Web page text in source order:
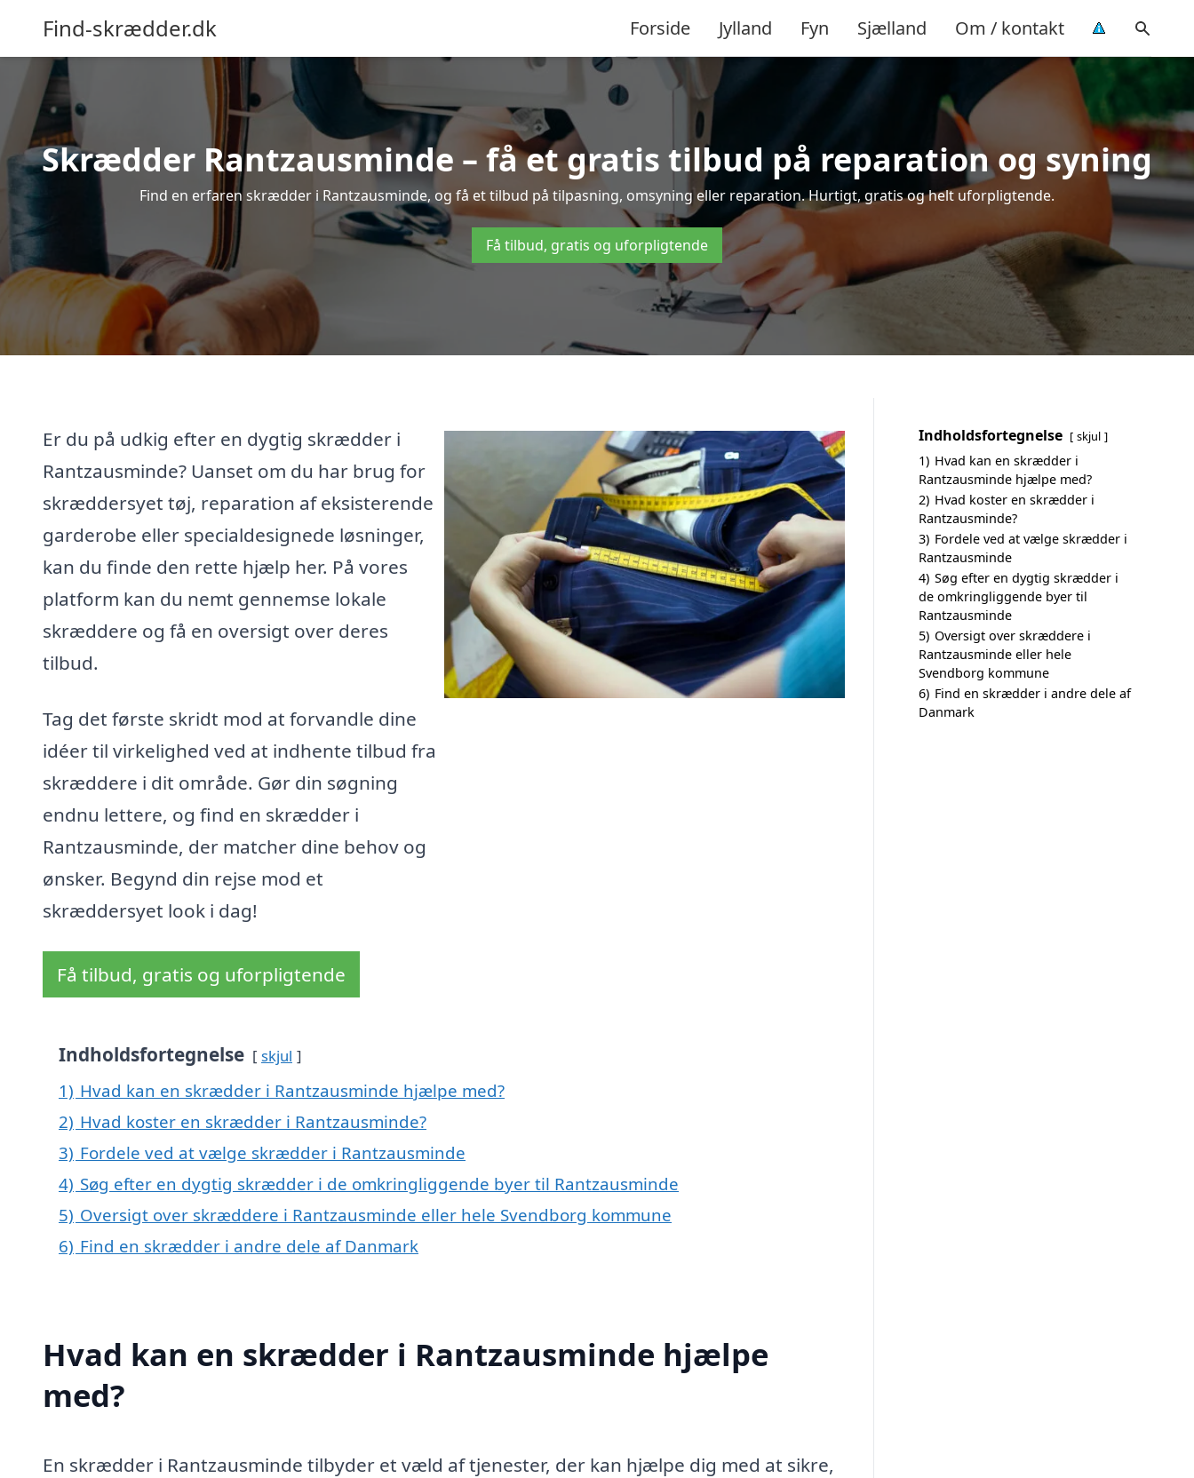
Find-skrædder.dk Forside Jylland Fyn Sjælland Om / kontakt
Skrædder Rantzausminde – få et gratis tilbud på reparation og syning
Find en erfaren skrædder i Rantzausminde, og få et tilbud på tilpasning, omsyning eller reparation. Hurtigt, gratis og helt uforpligtende.
Få tilbud, gratis og uforpligtende
Er du på udkig efter en dygtig skrædder i
Rantzausminde? Uanset om du har brug for
skræddersyet tøj, reparation af eksisterende
garderobe eller specialdesignede løsninger,
kan du finde den rette hjælp her. På vores
platform kan du nemt gennemse lokale
skræddere og få en oversigt over deres
tilbud.
Tag det første skridt mod at forvandle dine
idéer til virkelighed ved at indhente tilbud fra
skræddere i dit område. Gør din søgning
endnu lettere, og find en skrædder i
Rantzausminde, der matcher dine behov og
ønsker. Begynd din rejse mod et
skræddersyet look i dag!
Få tilbud, gratis og uforpligtende
Indholdsfortegnelse skjul
1) Hvad kan en skrædder i Rantzausminde hjælpe med?
2) Hvad koster en skrædder i Rantzausminde?
3) Fordele ved at vælge skrædder i Rantzausminde
4) Søg efter en dygtig skrædder i de omkringliggende byer til Rantzausminde
5) Oversigt over skræddere i Rantzausminde eller hele Svendborg kommune
6) Find en skrædder i andre dele af Danmark
Hvad kan en skrædder i Rantzausminde hjælpe
med?
En skrædder i Rantzausminde tilbyder et væld af tjenester, der kan hjælpe dig med at sikre,
Indholdsfortegnelse skjul
1) Hvad kan en skrædder i
Rantzausminde hjælpe med?
2) Hvad koster en skrædder i
Rantzausminde?
3) Fordele ved at vælge skrædder i
Rantzausminde
4) Søg efter en dygtig skrædder i
de omkringliggende byer til
Rantzausminde
5) Oversigt over skræddere i
Rantzausminde eller hele
Svendborg kommune
6) Find en skrædder i andre dele af
Danmark